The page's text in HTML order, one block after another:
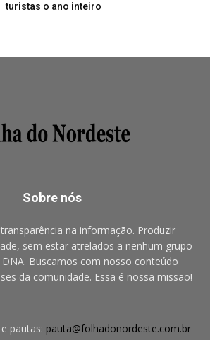
turistas o ano inteiro
Sobre nós
na informação. Produzir
sem estar atrelados a nenhum grupo
Buscamos com nosso conteúdo
da comunidade. Essa é nossa missão!
pautas: pauta@folhadonordeste.com.br